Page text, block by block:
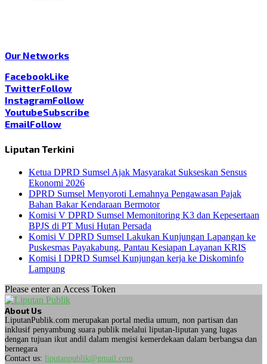
Our Networks
FacebookLike
TwitterFollow
InstagramFollow
YoutubeSubscribe
EmailFollow
Liputan Terkini
Ketua DPRD Sumsel Ajak Masyarakat Sukseskan Sensus
Ekonomi 2026
DPRD Sumsel Menyoroti Lemahnya Pengawasan Pajak
Bahan Bakar Kendaraan Bermotor
Komisi V DPRD Sumsel Memonitoring K3 dan Kepesertaan
BPJS di PT Musi Hutan Persada
Komisi V DPRD Sumsel Lakukan Kunjungan Lapangan ke
Puskesmas Payakabung, Pantau Kesiapan Layanan KRIS
Komisi I DPRD Sumsel Kunjungan kerja ke Diskominfo
Lampung
Please enter an Access Token
About Us
LiputanPublik.com merupakan portal media umum, non partisan dan
inklusif penyambung suara publik melalui liputan-liputan yang lugas
dengan tujuan ikut andil dalam mengisi kemerdekaan dalam berbangsa dan
bernegara
Contact us: liputanpublik@gmail.com